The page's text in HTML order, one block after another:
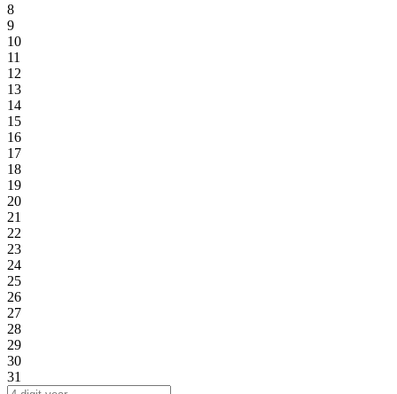
8
9
10
11
12
13
14
15
16
17
18
19
20
21
22
23
24
25
26
27
28
29
30
31